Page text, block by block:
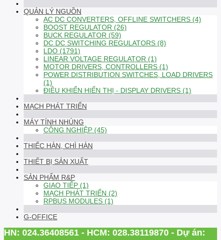
QUẢN LÝ NGUỒN
AC DC CONVERTERS, OFFLINE SWITCHERS (4)
BOOST REGULATOR (26)
BUCK REGULATOR (59)
DC DC SWITCHING REGULATORS (8)
LDO (1791)
LINEAR VOLTAGE REGULATOR (1)
MOTOR DRIVERS, CONTROLLERS (1)
POWER DISTRIBUTION SWITCHES, LOAD DRIVERS
(1)
ĐIỀU KHIỂN HIỂN THỊ - DISPLAY DRIVERS (1)
MẠCH PHÁT TRIỂN
MÁY TÍNH NHÚNG
CÔNG NGHIỆP (45)
THIẾC HÀN, CHÌ HÀN
THIẾT BỊ SẢN XUẤT
SẢN PHẨM R&P
GIAO TIẾP (1)
MẠCH PHÁT TRIỂN (2)
RPBUS MODULES (1)
G-OFFICE
HN: 024.36408561 - HCM: 028.38119870 - Dự án: